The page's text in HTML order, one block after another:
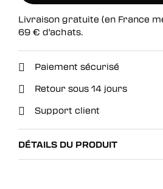
AJOUTER AU PANIER
Livraison gratuite (en France
69 € d'achats.
Paiement sécurisé
Retour sous 14 jours
Support client
DÉTAILS DU PRODUIT